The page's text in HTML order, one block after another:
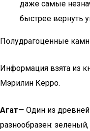
даже самые
быстрее вернуть
Полудрагоценные
Информация взята из
Мэрилин Керро.
Агат— Один из
разнообразен: